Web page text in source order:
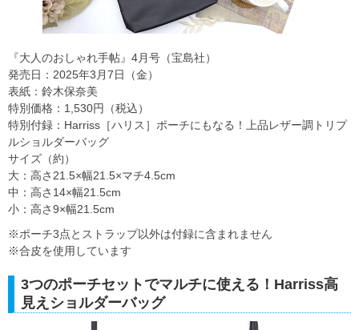
『大人のおしゃれ手帖』4月号（宝島社）
発売日：2025年3月7日（金）
表紙：鈴木保奈美
特別価格：1,530円（税込）
特別付録：Harriss［ハリス］ポーチにもなる！上品レザー調トリプ
ルショルダーバッグ
サイズ（約）
大：高さ21.5×幅21.5×マチ4.5cm
中：高さ14×幅21.5cm
小：高さ9×幅21.5cm
※ポーチ3点とストラップ以外は付録に含まれません
※合皮を使用しています
3つのポーチセットでマルチに使える！Harriss高
見えショルダーバッグ